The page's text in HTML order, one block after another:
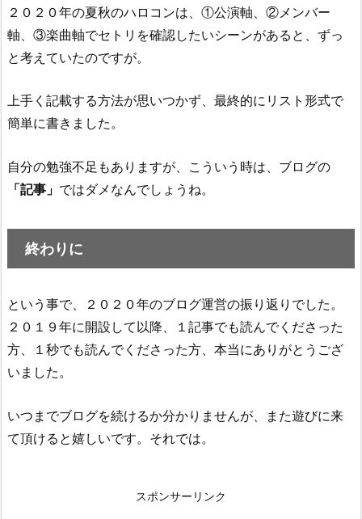
２０２０年の夏秋のハロコンは、①公演軸、②メンバー
軸、③楽曲軸でセトリを確認したいシーンがあると、ずっ
と考えていたのですが。
上手く記載する方法が思いつかず、最終的にリスト形式で
簡単に書きました。
自分の勉強不足もありますが、こういう時は、ブログの
「記事」 ではダメなんでしょうね。
終わりに
という事で、２０２０年のブログ運営の振り返りでした。
２０１９年に開設して以降、１記事でも読んでくださった
方、１秒でも読んでくださった方、本当にありがとうござ
いました。
いつまでブログを続けるか分かりませんが、また遊びに来
て頂けると嬉しいです。それでは。
スポンサーリンク